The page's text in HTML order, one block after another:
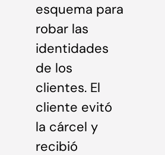
esquema para
robar las
identidades
de los
clientes. El
cliente evitó
la cárcel y
recibió